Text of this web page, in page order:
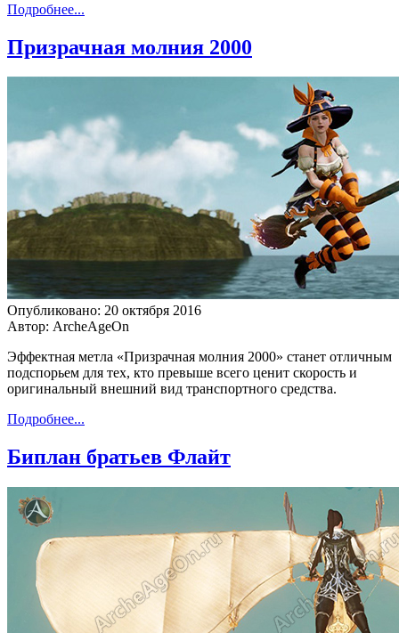
Подробнее...
Призрачная молния 2000
Опубликовано: 20 октября 2016
Автор: ArcheAgeOn
Эффектная метла «Призрачная молния 2000» станет отличным
подспорьем для тех, кто превыше всего ценит скорость и
оригинальный внешний вид транспортного средства.
Подробнее...
Биплан братьев Флайт